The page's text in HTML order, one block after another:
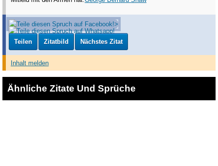
Teilen Zitatbild Nächstes Zitat
Inhalt melden
Ähnliche Zitate Und Sprüche